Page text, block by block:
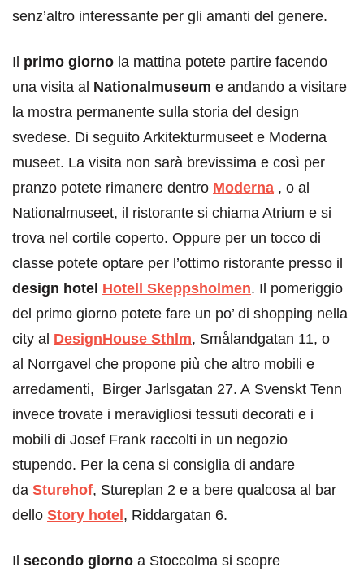
senz’altro interessante per gli amanti del genere.
Il primo giorno la mattina potete partire facendo
una visita al Nationalmuseum e andando a visitare
la mostra permanente sulla storia del design
svedese. Di seguito Arkitekturmuseet e Moderna
museet. La visita non sarà brevissima e così per
pranzo potete rimanere dentro Moderna , o al
Nationalmuseet, il ristorante si chiama Atrium e si
trova nel cortile coperto. Oppure per un tocco di
classe potete optare per l’ottimo ristorante presso il
design hotel Hotell Skeppsholmen. Il pomeriggio
del primo giorno potete fare un po’ di shopping nella
city al DesignHouse Sthlm, Smålandgatan 11, o
al Norrgavel che propone più che altro mobili e
arredamenti, Birger Jarlsgatan 27. A Svenskt Tenn
invece trovate i meravigliosi tessuti decorati e i
mobili di Josef Frank raccolti in un negozio
stupendo. Per la cena si consiglia di andare
da Sturehof, Stureplan 2 e a bere qualcosa al bar
dello Story hotel, Riddargatan 6.
Il secondo giorno a Stoccolma si scopre